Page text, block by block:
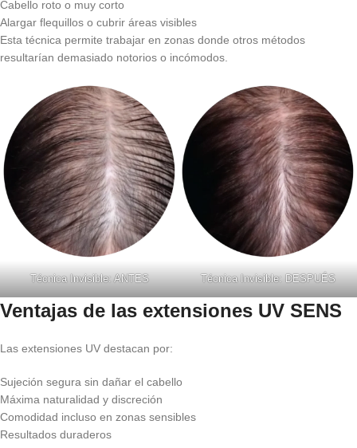
Cabello roto o muy corto
Alargar flequillos o cubrir áreas visibles
Esta técnica permite trabajar en zonas donde otros métodos
resultarían demasiado notorios o incómodos.
Técnica Invisible: ANTES Técnica Invisible: DESPUÉS
Ventajas de las extensiones UV SENS
Las extensiones UV destacan por:
Sujeción segura sin dañar el cabello
Máxima naturalidad y discreción
Comodidad incluso en zonas sensibles
Resultados duraderos